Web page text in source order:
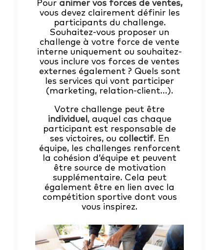
Pour animer vos forces de ventes,
vous devez clairement définir les
participants du challenge.
Souhaitez-vous proposer un
challenge à votre force de vente
interne uniquement ou souhaitez-
vous inclure vos forces de ventes
externes également ? Quels sont
les services qui vont participer
(marketing, relation-client…).
Votre challenge peut être
individuel, auquel cas chaque
participant est responsable de
ses victoires, ou collectif. En
équipe, les challenges renforcent
la cohésion d’équipe et peuvent
être source de motivation
supplémentaire. Cela peut
également être en lien avec la
compétition sportive dont vous
vous inspirez.